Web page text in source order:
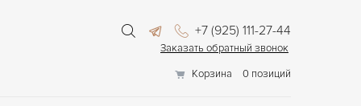
+7 (925) 111-27-44
Заказать обратный звонок
Корзина
0 позиций